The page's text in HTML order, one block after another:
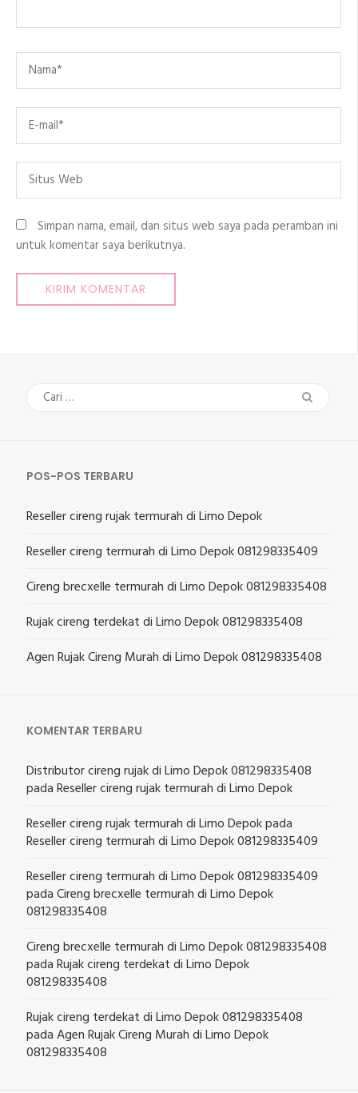
Name
Email
Situs
Simpan nama, email, dan situs web saya pada peramban ini
untuk komentar saya berikutnya.
Cari
untuk:
POS-POS TERBARU
Reseller cireng rujak termurah di Limo Depok
Reseller cireng termurah di Limo Depok 081298335409
Cireng brecxelle termurah di Limo Depok 081298335408
Rujak cireng terdekat di Limo Depok 081298335408
Agen Rujak Cireng Murah di Limo Depok 081298335408
KOMENTAR TERBARU
Distributor cireng rujak di Limo Depok 081298335408
padaReseller cireng rujak termurah di Limo Depok
Reseller cireng rujak termurah di Limo Depokpada
Reseller cireng termurah di Limo Depok 081298335409
Reseller cireng termurah di Limo Depok 081298335409
padaCireng brecxelle termurah di Limo Depok
081298335408
Cireng brecxelle termurah di Limo Depok 081298335408
padaRujak cireng terdekat di Limo Depok
081298335408
Rujak cireng terdekat di Limo Depok 081298335408
padaAgen Rujak Cireng Murah di Limo Depok
081298335408